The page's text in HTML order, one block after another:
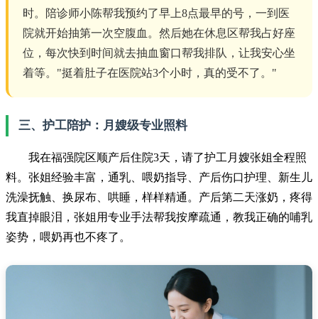
时。陪诊师小陈帮我预约了早上8点最早的号，一到医
院就开始抽第一次空腹血。然后她在休息区帮我占好座
位，每次快到时间就去抽血窗口帮我排队，让我安心坐
着等。"挺着肚子在医院站3个小时，真的受不了。"
三、护工陪护：月嫂级专业照料
我在福强院区顺产后住院3天，请了护工月嫂张姐全程照
料。张姐经验丰富，通乳、喂奶指导、产后伤口护理、新生儿
洗澡抚触、换尿布、哄睡，样样精通。产后第二天涨奶，疼得
我直掉眼泪，张姐用专业手法帮我按摩疏通，教我正确的哺乳
姿势，喂奶再也不疼了。